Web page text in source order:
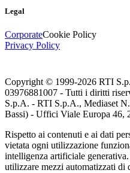
Legal
CorporateCookie Policy
Privacy Policy
Copyright © 1999-2026 RTI
03976881007 - Tutti i diritti
S.p.A. - RTI S.p.A., Mediaset
Bassi) - Uffici Viale Europa 46,
Rispetto ai contenuti e ai dati
vietata ogni utilizzazione
intelligenza artificiale
utilizzare mezzi automatizzati di